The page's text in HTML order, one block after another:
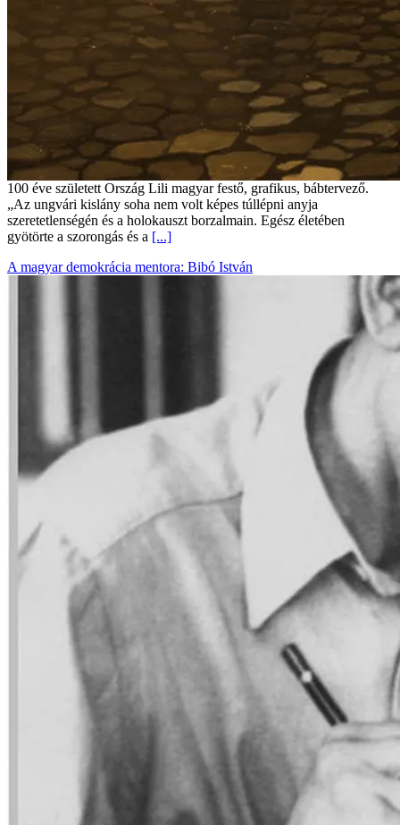
100 éve született Ország Lili magyar festő, grafikus, bábtervező.
„Az ungvári kislány soha nem volt képes túllépni anyja
szeretetlenségén és a holokauszt borzalmain. Egész életében
gyötörte a szorongás és a [...]
A magyar demokrácia mentora: Bibó István